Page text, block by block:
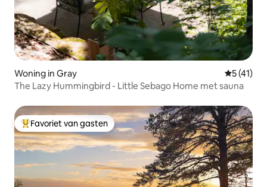
Woning in Gray
5 (41)
The Lazy Hummingbird - Little Sebago Home met sauna
Topfavoriet van gasten
Favoriet van gasten